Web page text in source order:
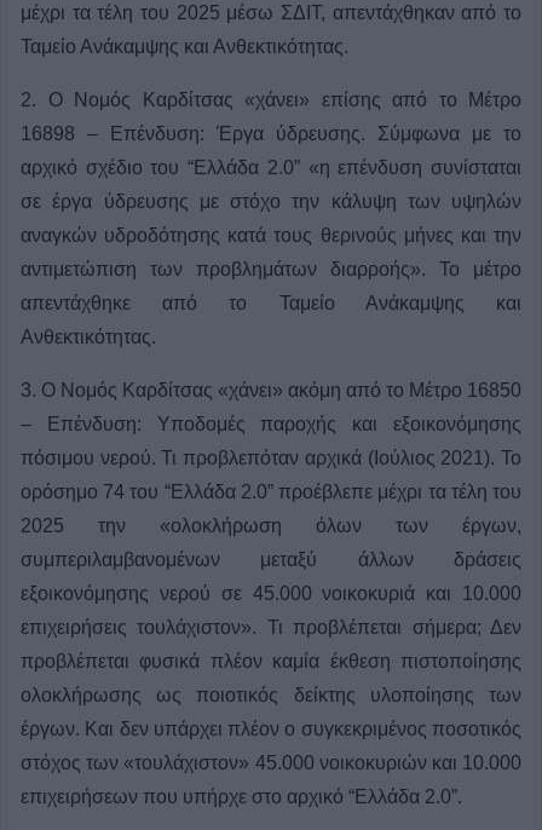
μέχρι τα τέλη του 2025 μέσω ΣΔΙΤ, απεντάχθηκαν από το
Ταμείο Ανάκαμψης και Ανθεκτικότητας.
2. Ο Νομός Καρδίτσας «χάνει» επίσης από το Μέτρο
16898 – Επένδυση: Έργα ύδρευσης. Σύμφωνα με το
αρχικό σχέδιο του “Ελλάδα 2.0” «η επένδυση συνίσταται
σε έργα ύδρευσης με στόχο την κάλυψη των υψηλών
αναγκών υδροδότησης κατά τους θερινούς μήνες και την
αντιμετώπιση των προβλημάτων διαρροής». Το μέτρο
απεντάχθηκε από το Ταμείο Ανάκαμψης και
Ανθεκτικότητας.
3. Ο Νομός Καρδίτσας «χάνει» ακόμη από το Μέτρο 16850
– Επένδυση: Υποδομές παροχής και εξοικονόμησης
πόσιμου νερού. Τι προβλεπόταν αρχικά (Ιούλιος 2021). Το
ορόσημο 74 του “Ελλάδα 2.0” προέβλεπε μέχρι τα τέλη του
2025 την «ολοκλήρωση όλων των έργων,
συμπεριλαμβανομένων μεταξύ άλλων δράσεις
εξοικονόμησης νερού σε 45.000 νοικοκυριά και 10.000
επιχειρήσεις τουλάχιστον». Τι προβλέπεται σήμερα; Δεν
προβλέπεται φυσικά πλέον καμία έκθεση πιστοποίησης
ολοκλήρωσης ως ποιοτικός δείκτης υλοποίησης των
έργων. Και δεν υπάρχει πλέον ο συγκεκριμένος ποσοτικός
στόχος των «τουλάχιστον» 45.000 νοικοκυριών και 10.000
επιχειρήσεων που υπήρχε στο αρχικό “Ελλάδα 2.0”.